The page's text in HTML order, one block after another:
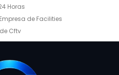
Horas
Empresa de Facilities
Cftv
Cftv